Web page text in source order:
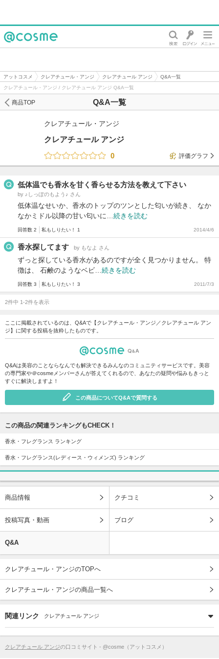
アットコスメ クレアチュール・アンジ クレアチュール アンジ
Q&A一覧
クレアチュール・アンジ / クレアチュール アンジ Q&A一覧
Q&A一覧
商品TOP
クレアチュール・アンジ
クレアチュール アンジ
0
評価グラフ
低体温でも香水を甘く香らせる方法を教えて下さい
by ♪しっぽのもよう♪ さん
低体温なせいか、香水のトップのツンとした匂いが続き、 なか
なかミドル以降の甘い匂いに… 続きを読む
回答数 2 私もしりたい！ 1 2014/4/6
香水探してます by もなよ さん
ずっと探している香水があるのですが全く見つかりません。 特
徴は、 石鹸のようなベビ… 続きを読む
回答数 3 私もしりたい！ 3 2011/7/3
2件中 1-2件を表示
ここに掲載されているのは、Q&Aで【クレアチュール・アンジ／クレアチュール アン
ジ】に関する投稿を抜粋したものです。
Q&Aは美容のことならなんでも解決できるみんなのコミュニティサービスです。美容
の専門家や＠cosmeメンバーさんが答えてくれるので、あなたの疑問や悩みもきっと
すぐに解決しますよ！
この商品についてQ&Aで質問する
この商品の関連ランキングもCHECK！
香水・フレグランス ランキング
香水・フレグランス(レディース・ウィメンズ) ランキング
商品情報 クチコミ
投稿写真・動画 ブログ
Q&A
クレアチュール・アンジのTOPへ
クレアチュール・アンジの商品一覧へ
関連リンク クレアチュール アンジ
クレアチュール アンジの口コミサイト - @cosme（アットコスメ）